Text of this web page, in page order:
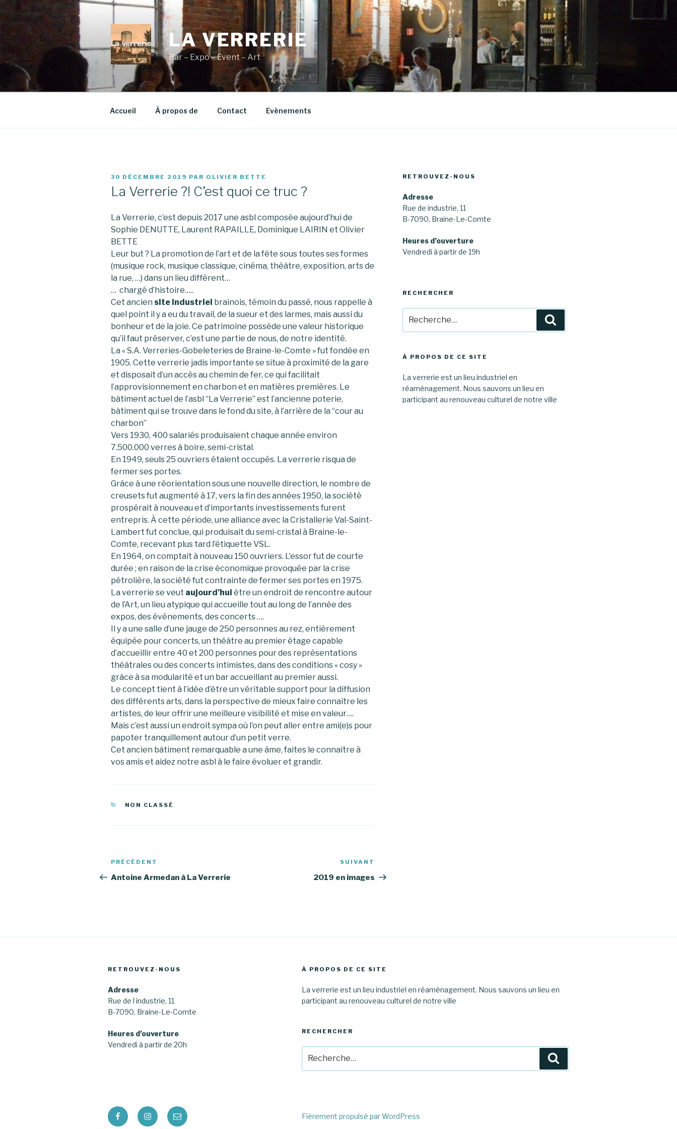
Aller
au
LA VERRERIE
Bar – Expo – Event – Art
Accueil À propos de Contact Evènements
PUBLIÉ
30 DÉCEMBRE 2019 PAR OLIVIER BETTE
La Verrerie ?! C’est quoi ce truc ?
La Verrerie, c’est depuis 2017 une asbl composée aujourd’hui de
Sophie DENUTTE, Laurent RAPAILLE, Dominique LAIRIN et Olivier
BETTE
Leur but ? La promotion de l’art et de la fête sous toutes ses formes
(musique rock, musique classique, cinéma, théâtre, exposition, arts de
la rue, …) dans un lieu différent…
… chargé d’histoire…..
Cet ancien site industriel brainois, témoin du passé, nous rappelle à
quel point il y a eu du travail, de la sueur et des larmes, mais aussi du
bonheur et de la joie. Ce patrimoine possède une valeur historique
qu’il faut préserver, c’est une partie de nous, de notre identité.
La « S.A. Verreries-Gobeleteries de Braine-le-Comte » fut fondée en
1905. Cette verrerie jadis importante se situe à proximité de la gare
et disposait d’un accès au chemin de fer, ce qui facilitait
l’approvisionnement en charbon et en matières premières. Le
bâtiment actuel de l’asbl “La Verrerie” est l’ancienne poterie,
bâtiment qui se trouve dans le fond du site, à l’arrière de la “cour au
charbon”
Vers 1930, 400 salariés produisaient chaque année environ
7.500.000 verres à boire, semi-cristal.
En 1949, seuls 25 ouvriers étaient occupés. La verrerie risqua de
fermer ses portes.
Grâce à une réorientation sous une nouvelle direction, le nombre de
creusets fut augmenté à 17, vers la fin des années 1950, la société
prospérait à nouveau et d’importants investissements furent
entrepris. À cette période, une alliance avec la Cristallerie Val-Saint-
Lambert fut conclue, qui produisait du semi-cristal à Braine-le-
Comte, recevant plus tard l’étiquette VSL.
En 1964, on comptait à nouveau 150 ouvriers. L’essor fut de courte
durée ; en raison de la crise économique provoquée par la crise
pétrolière, la société fut contrainte de fermer ses portes en 1975.
La verrerie se veut aujourd’hui être un endroit de rencontre autour
de l’Art, un lieu atypique qui accueille tout au long de l’année des
expos, des événements, des concerts ….
Il y a une salle d’une jauge de 250 personnes au rez, entièrement
équipée pour concerts, un théâtre au premier étage capable
d’accueillir entre 40 et 200 personnes pour des représentations
théâtrales ou des concerts intimistes, dans des conditions « cosy »
grâce à sa modularité et un bar accueillant au premier aussi.
Le concept tient à l’idée d’être un véritable support pour la diffusion
des différents arts, dans la perspective de mieux faire connaître les
artistes, de leur offrir une meilleure visibilité et mise en valeur….
Mais c’est aussi un endroit sympa où l’on peut aller entre ami(e)s pour
papoter tranquillement autour d’un petit verre.
Cet ancien bâtiment remarquable a une âme, faites le connaître à
vos amis et aidez notre asbl à le faire évoluer et grandir.
CATÉGORIES
NON CLASSÉ
Navigation
de
Article
précédent
PRÉCÉDENT
Antoine Armedan à La Verrerie
suivant
SUIVANT
2019 en images
RETROUVEZ-NOUS
Adresse
Rue de industrie, 11
B-7090, Braine-Le-Comte
Heures d’ouverture
Vendredi à partir de 19h
RECHERCHER
pour
:
À PROPOS DE CE SITE
La verrerie est un lieu industriel en
réaménagement. Nous sauvons un lieu en
participant au renouveau culturel de notre ville
RETROUVEZ-NOUS
Adresse
Rue de l industrie, 11
B-7090, Braine-Le-Comte
Heures d’ouverture
Vendredi à partir de 20h
À PROPOS DE CE SITE
La verrerie est un lieu industriel en réaménagement. Nous sauvons un lieu en
participant au renouveau culturel de notre ville
RECHERCHER
pour
:
FacebookInstagram
E-
mail
Fièrement propulsé par WordPress